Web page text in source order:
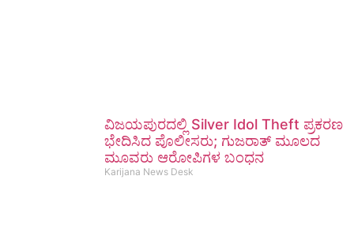
ವಿಜಯಪುರದಲ್ಲಿ Silver Idol Theft ಪ್ರಕರಣ
ಭೇದಿಸಿದ ಪೊಲೀಸರು; ಗುಜರಾತ್ ಮೂಲದ
ಮೂವರು ಆರೋಪಿಗಳ ಬಂಧನ
Karijana News Desk